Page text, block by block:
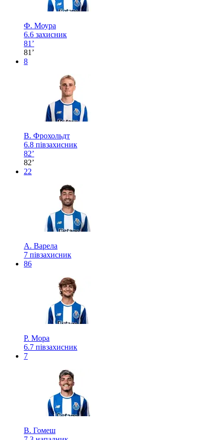
Ф. Моура
6.6 захисник
81’
81’
8
В. Фрохольдт
6.8 півзахисник
82’
82’
22
А. Варела
7 півзахисник
86
Р. Мора
6.7 півзахисник
7
В. Гомеш